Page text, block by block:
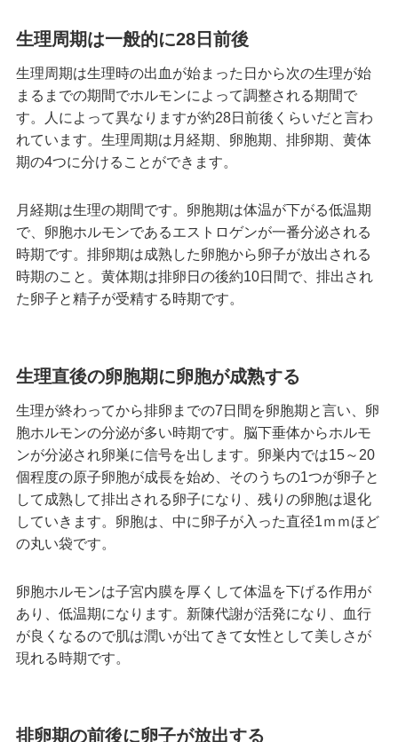
生理周期は一般的に28日前後
生理周期は生理時の出血が始まった日から次の生理が始
まるまでの期間でホルモンによって調整される期間で
す。人によって異なりますが約28日前後くらいだと言わ
れています。生理周期は月経期、卵胞期、排卵期、黄体
期の4つに分けることができます。
月経期は生理の期間です。卵胞期は体温が下がる低温期
で、卵胞ホルモンであるエストロゲンが一番分泌される
時期です。排卵期は成熟した卵胞から卵子が放出される
時期のこと。黄体期は排卵日の後約10日間で、排出され
た卵子と精子が受精する時期です。
生理直後の卵胞期に卵胞が成熟する
生理が終わってから排卵までの7日間を卵胞期と言い、卵
胞ホルモンの分泌が多い時期です。脳下垂体からホルモ
ンが分泌され卵巣に信号を出します。卵巣内では15～20
個程度の原子卵胞が成長を始め、そのうちの1つが卵子と
して成熟して排出される卵子になり、残りの卵胞は退化
していきます。卵胞は、中に卵子が入った直径1ｍｍほど
の丸い袋です。
卵胞ホルモンは子宮内膜を厚くして体温を下げる作用が
あり、低温期になります。新陳代謝が活発になり、血行
が良くなるので肌は潤いが出てきて女性として美しさが
現れる時期です。
排卵期の前後に卵子が放出する